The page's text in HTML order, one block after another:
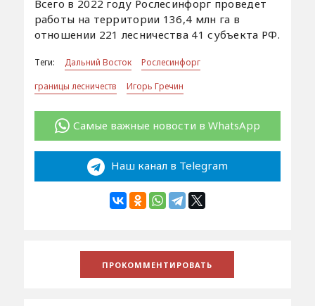
Всего в 2022 году Рослесинфорг проведет
работы на территории 136,4 млн га в
отношении 221 лесничества 41 субъекта РФ.
Теги: Дальний Восток
Рослесинфорг
границы лесничеств
Игорь Гречин
Самые важные новости в WhatsApp
Наш канал в Telegram